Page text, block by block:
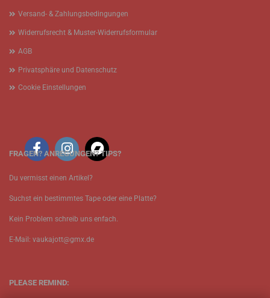
Versand- & Zahlungsbedingungen
Widerrufsrecht & Muster-Widerrufsformular
AGB
Privatsphäre und Datenschutz
Cookie Einstellungen
FRAGEN? ANREGUNGEN? TIPS?
Du vermisst einen Artikel?
Suchst ein bestimmtes Tape oder eine Platte?
Kein Problem schreib uns enfach.
E-Mail: vaukajott@gmx.de
PLEASE REMIND: